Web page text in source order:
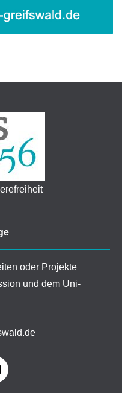
oder Projekte
und dem Uni-